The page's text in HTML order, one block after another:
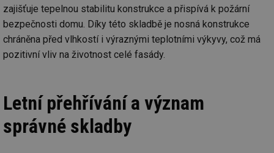
zajišťuje tepelnou stabilitu konstrukce a přispívá k požární
bezpečnosti domu. Díky této skladbě je nosná konstrukce
chráněna před vlhkostí i výraznými teplotními výkyvy, což má
pozitivní vliv na životnost celé fasády.
Letní přehřívání a význam
správné skladby